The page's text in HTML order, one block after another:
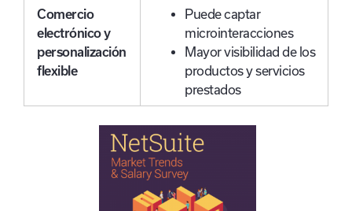
Comercio
electrónico y
personalización
flexible
Puede captar
microinteracciones
Mayor visibilidad de los
productos y servicios
prestados